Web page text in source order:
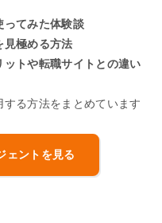
ってみた体験談
見極める方法
ットや転職サイトとの違い
る方法をまとめています
ェントを見る